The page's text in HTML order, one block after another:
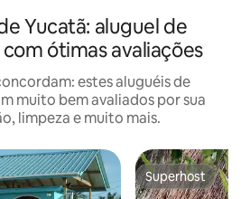
Yucatã: aluguel de
ótimas avaliações
estes aluguéis de
muito bem avaliados por sua
limpeza e muito mais.
Superhost
Superhost